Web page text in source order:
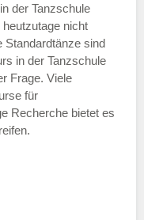
der Tanzschule
nicht
Standardtänze sind
in der Tanzschule
Frage. Viele
für
Recherche bietet es